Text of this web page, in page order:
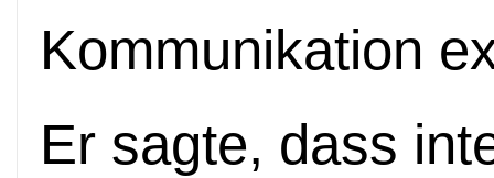
Kommunikation
Er sagte, dass